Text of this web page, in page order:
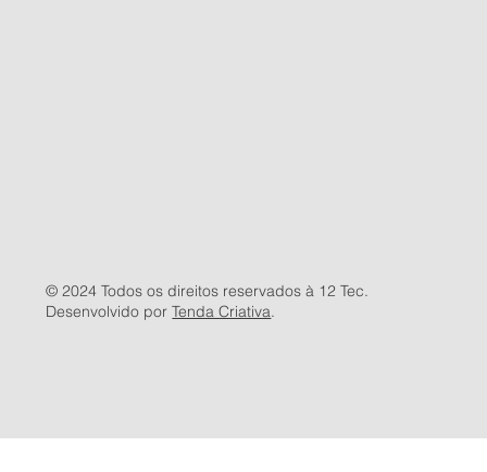
© 2024 Todos os direitos reservados à 12 Tec.
Desenvolvido porTenda Criativa.